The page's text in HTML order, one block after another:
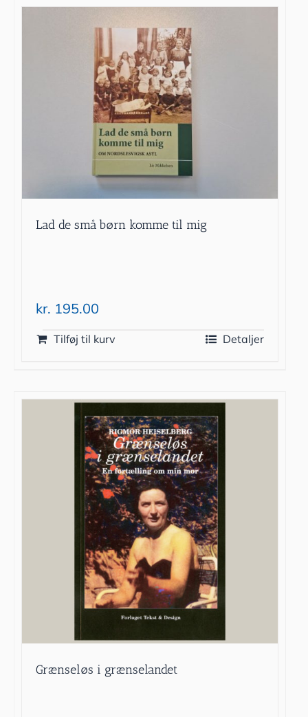
Lad de små børn komme til mig
kr. 195.00
Tilføj til kurv Detaljer
Grænseløs i grænselandet